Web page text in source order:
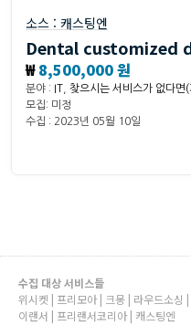
소스 : 캐스팅엔
Dental customized
₩8,500,000 원
분야 :
찾으시는 서비스가 없다면(
모집: 미정
수집 : 2023년 05월 10일
수집 대상 서비스들
위시켓 | 프리모아 | 크몽 | 라우드소싱
이랜서 | 프리랜서코리아 | 캐스팅엔